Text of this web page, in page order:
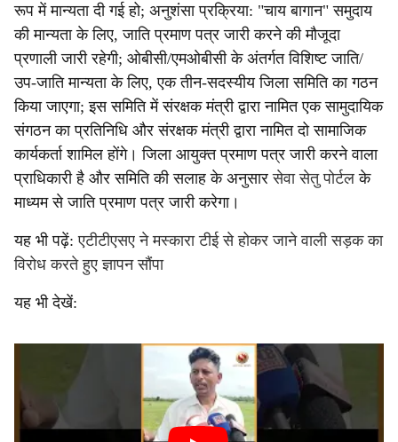
रूप में मान्यता दी गई हो; अनुशंसा प्रक्रिया: "चाय बागान" समुदाय
की मान्यता के लिए, जाति प्रमाण पत्र जारी करने की मौजूदा
प्रणाली जारी रहेगी; ओबीसी/एमओबीसी के अंतर्गत विशिष्ट जाति/
उप-जाति मान्यता के लिए, एक तीन-सदस्यीय जिला समिति का गठन
किया जाएगा; इस समिति में संरक्षक मंत्री द्वारा नामित एक सामुदायिक
संगठन का प्रतिनिधि और संरक्षक मंत्री द्वारा नामित दो सामाजिक
कार्यकर्ता शामिल होंगे। जिला आयुक्त प्रमाण पत्र जारी करने वाला
प्राधिकारी है और समिति की सलाह के अनुसारसेवा सेतु पोर्टल के
माध्यम से जाति प्रमाण पत्र जारी करेगा।
यह भी पढ़ें:एटीटीएसए ने मस्कारा टीई से होकर जाने वाली सड़क का
विरोध करते हुए ज्ञापन सौंपा
यह भी देखें: